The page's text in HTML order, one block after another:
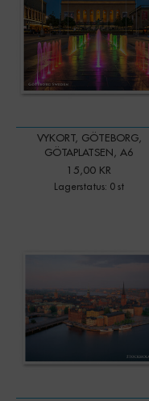
VYKORT, GÖTEBORG,
GÖTAPLATSEN, A6
15,00 KR
Lagerstatus: 0 st